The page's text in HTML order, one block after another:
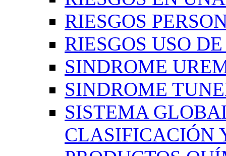
RIESGOS
RIESGOS USO
SINDROME
SINDROME
SISTEMA
CLASIFICACIÓN